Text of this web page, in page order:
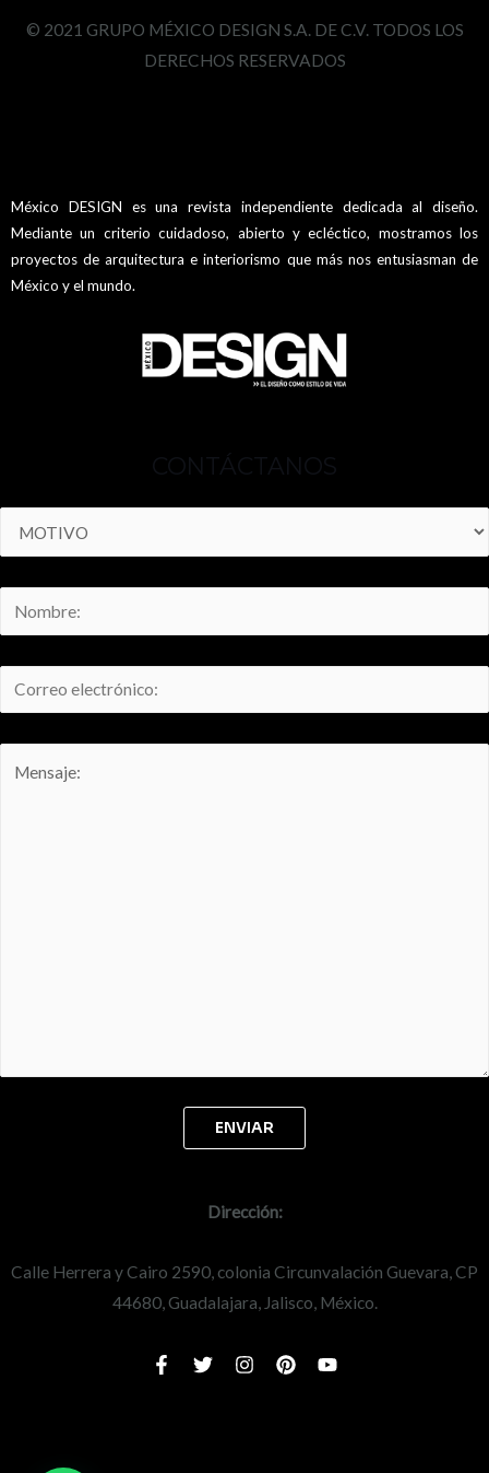
© 2021 GRUPO MÉXICO DESIGN S.A. DE C.V. TODOS LOS
DERECHOS RESERVADOS
México DESIGN es una revista independiente dedicada al diseño.
Mediante un criterio cuidadoso, abierto y ecléctico, mostramos los
proyectos de arquitectura e interiorismo que más nos entusiasman de
México y el mundo.
CONTÁCTANOS
Dirección:
Calle Herrera y Cairo 2590, colonia Circunvalación Guevara, CP
44680, Guadalajara, Jalisco, México.